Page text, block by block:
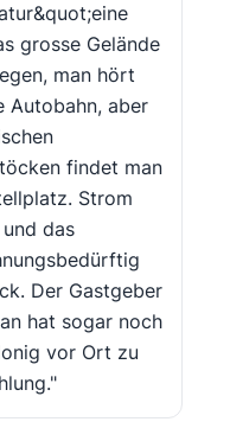
grosse Gelände
man hört
Autobahn, aber
findet man
Strom
das
Der Gastgeber
hat sogar noch
vor Ort zu